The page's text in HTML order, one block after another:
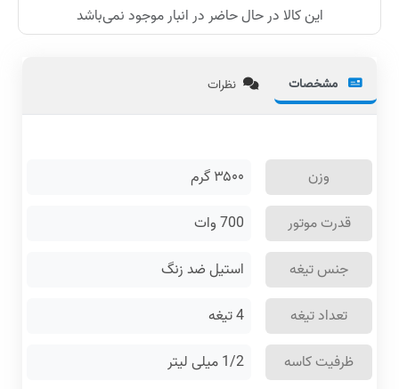
این کالا در حال حاضر در انبار موجود نمی‌باشد
مشخصات نظرات
وزن ۳۵۰۰گرم
قدرت موتور
700 وات
جنس تیغه
استیل ضد زنگ
تعداد تیغه
4 تیغه
ظرفیت کاسه
1/2 میلی لیتر